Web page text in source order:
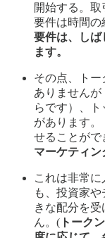
開始する。
要件は時間の
要件は、しば
ます。
その点、ト
ありません
らです）、
があります。
せることがで
マーケティン
これは非常
も、投資家
きな配分を
ん。( トーク